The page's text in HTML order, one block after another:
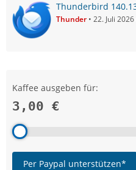
Thunderbird
Thunder 22. Juli
Kaffee ausgeben für:
3,00 €
Per Paypal unterstützen*